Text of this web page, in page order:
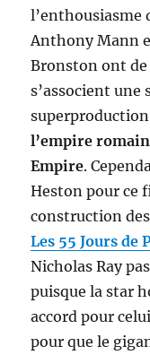
l’enthousiasme
Anthony Mann
Bronston ont de
s’associent une
l’empire
Empire.
Heston pour ce
construction
Les 55 Jours de
Nicholas Ray
puisque la star
accord pour
pour que le